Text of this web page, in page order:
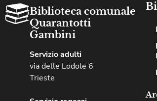
Biblioteca comunale
Quarantotti
Gambini
Servizio adulti
via delle Lodole 6
Trieste